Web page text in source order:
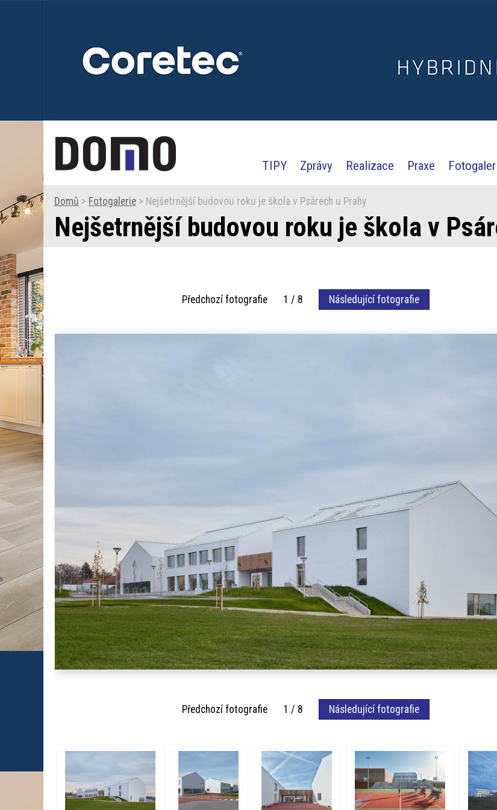
TIPY Zprávy Realizace Praxe
Domů > Fotogalerie> Nejšetrnější budovou roku je škola v Psárech u Prahy
Nejšetrnější budovou roku je škola v
Předchozí fotografie 1 / 8 Následující fotografie
Předchozí fotografie 1 / 8 Následující fotografie